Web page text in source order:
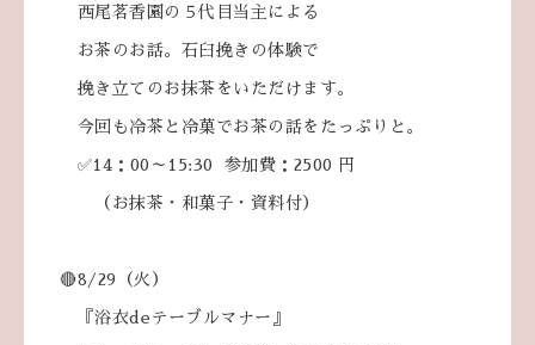
西尾茗香園の５代目当主による
お茶のお話。石臼挽きの体験で
挽き立てのお抹茶をいただけます。
今回も冷茶と冷菓でお茶の話をたっぷりと。
✅14：00～15:30 参加費：2500 円
（お抹茶・和菓子・資料付）
🔴8/29（火）
『浴衣deテーブルマナー』